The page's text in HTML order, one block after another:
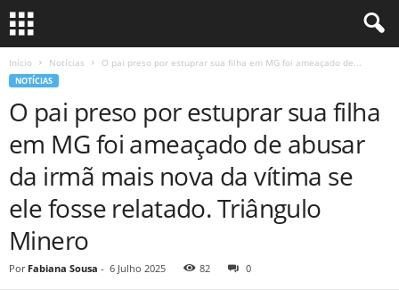
Início Notícias O pai preso por estuprar sua filha em MG foi ameaçado de...
NOTÍCIAS
O pai preso por estuprar sua filha
em MG foi ameaçado de abusar
da irmã mais nova da vítima se
ele fosse relatado. Triângulo
Minero
Por Fabiana Sousa - 6 Julho 2025 82 0